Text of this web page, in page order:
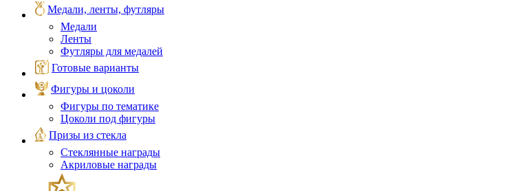
Медали, ленты, футляры
Медали
Ленты
Футляры для медалей
Готовые варианты
Фигуры и цоколи
Фигуры по тематике
Цоколи под фигуры
Призы из стекла
Стеклянные награды
Акриловые награды